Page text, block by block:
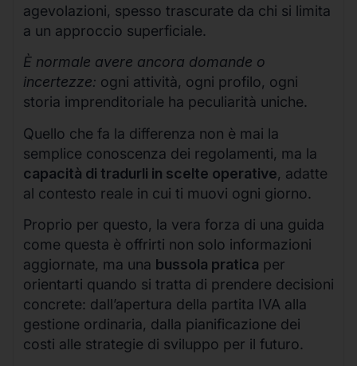
agevolazioni, spesso trascurate da chi si limita
a un approccio superficiale.
È normale avere ancora domande o
incertezze: ogni attività, ogni profilo, ogni
storia imprenditoriale ha peculiarità uniche.
Quello che fa la differenza non è mai la
semplice conoscenza dei regolamenti, ma la
capacità di tradurli in scelte operative, adatte
al contesto reale in cui ti muovi ogni giorno.
Proprio per questo, la vera forza di una guida
come questa è offrirti non solo informazioni
aggiornate, ma una bussola pratica per
orientarti quando si tratta di prendere decisioni
concrete: dall’apertura della partita IVA alla
gestione ordinaria, dalla pianificazione dei
costi alle strategie di sviluppo per il futuro.